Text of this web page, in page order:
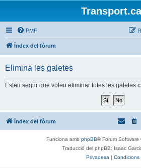
PMF
Índex del fòrum
Elimina les galetes
Esteu segur que voleu eliminar totes les galetes
Índex del fòrum
Funciona amb phpBB® Forum Software
Traducció del phpBB: Isaac
Privadesa | Condicions